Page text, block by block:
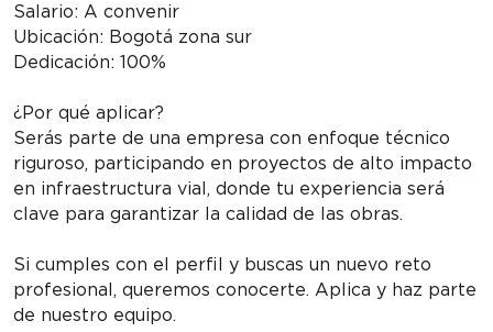
Salario: A convenir
Ubicación: Bogotá zona sur
Dedicación: 100%
¿Por qué aplicar?
Serás parte de una empresa con enfoque técnico
riguroso, participando en proyectos de alto impacto
en infraestructura vial, donde tu experiencia será
clave para garantizar la calidad de las obras.
Si cumples con el perfil y buscas un nuevo reto
profesional, queremos conocerte. Aplica y haz parte
de nuestro equipo.